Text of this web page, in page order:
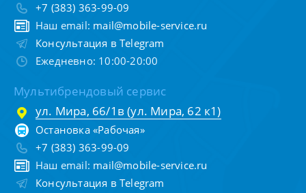
+7 (383) 363-99-09
Наш email: mail@mobile-service.ru
Консультация в Telegram
Ежедневно: 10:00-20:00
Мультибрендовый сервис
ул. Мира, 66/1в (ул. Мира, 62 к1)
Остановка «Рабочая»
+7 (383) 363-99-09
Наш email: mail@mobile-service.ru
Консультация в Telegram